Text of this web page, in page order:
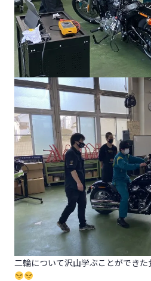
二輪について沢山学ぶことができ